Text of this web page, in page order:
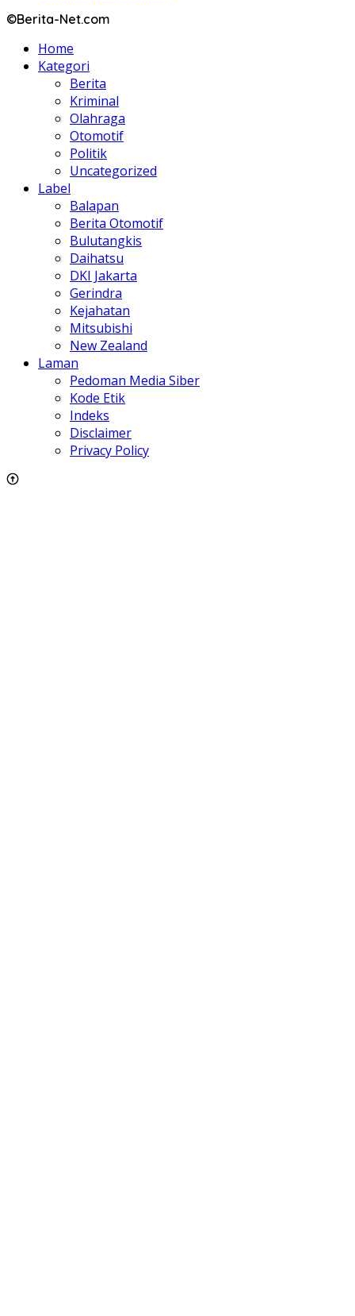
©Berita-Net.com
Home
Kategori
Berita
Kriminal
Olahraga
Otomotif
Politik
Uncategorized
Label
Balapan
Berita Otomotif
Bulutangkis
Daihatsu
DKI Jakarta
Gerindra
Kejahatan
Mitsubishi
New Zealand
Laman
Pedoman Media Siber
Kode Etik
Indeks
Disclaimer
Privacy Policy